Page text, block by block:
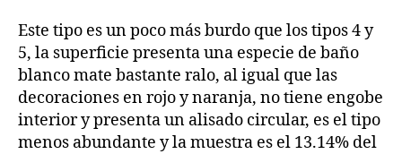
Este tipo es un poco más burdo que los tipos 4 y
5, la superficie presenta una especie de baño
blanco mate bastante ralo, al igual que las
decoraciones en rojo y naranja, no tiene engobe
interior y presenta un alisado circular, es el tipo
menos abundante y la muestra es el 13.14% del